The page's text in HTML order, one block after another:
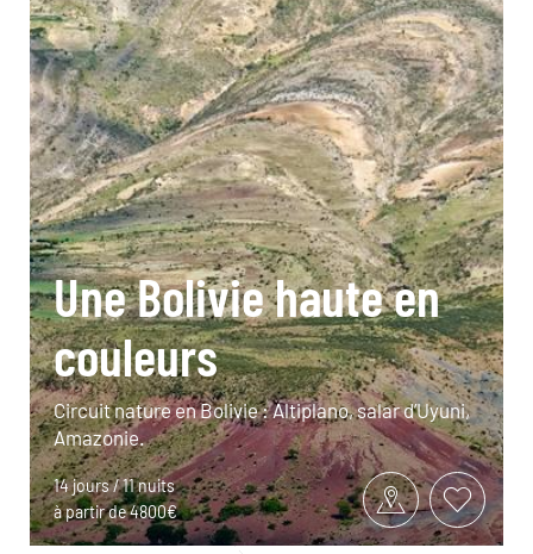
Une Bolivie haute en
couleurs
Circuit nature en Bolivie : Altiplano, salar d’Uyuni,
Amazonie.
14 jours / 11 nuits
à partir de 4800€